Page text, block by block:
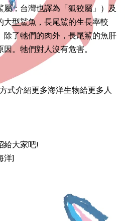
；台灣也譯為「狐狡屬」）及
型鯊魚，長尾鯊的生長率較
除了牠們的肉外，長尾鯊的魚肝
。牠們對人沒有危害。
式介紹更多海洋生物給更多人
給大家吧!
洋]